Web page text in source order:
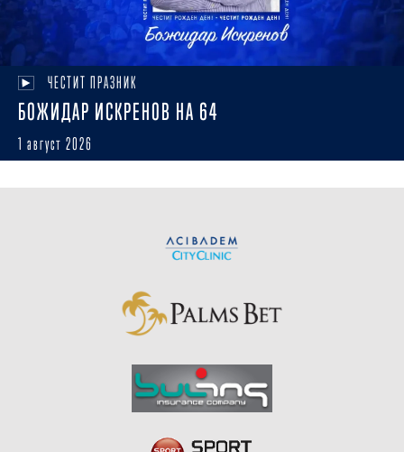
ЧЕСТИТ ПРАЗНИК
БОЖИДАР ИСКРЕНОВ НА 64
1 август 2026